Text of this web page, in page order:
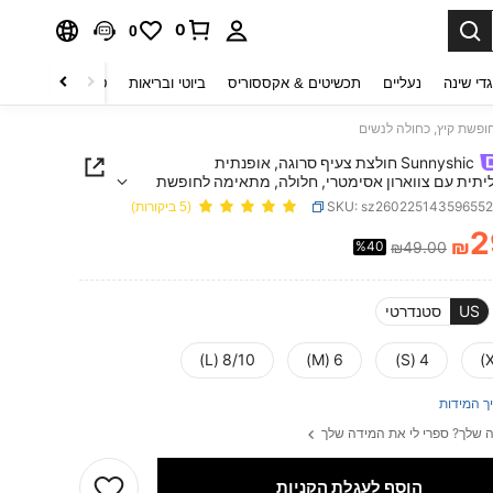
0
0
שינה נעליים תכשיטים & אקססוריס ביוטי ובריאות טקסטיל לבית
Sunnyshic חולצת צעיף סרוגה, אופנתית
עם צווארון אסימטרי, חלולה, מתאימה לחופשת
לנשים
SKU: (5 ביקורות)
PRICE AND ₪
₪49.00
%40
US סטנדרטי
4 (S)
6 (M)
8/10 (L)
המידות
שלך? ספרי לי את המידה שלך
הוסף לעגלת הקניות